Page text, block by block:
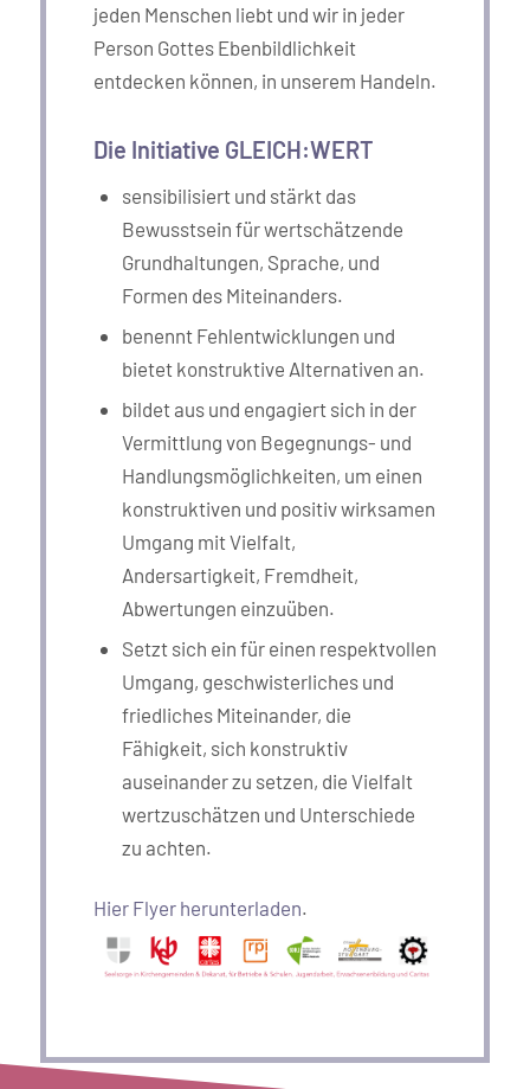
jeden Menschen liebt und wir in jeder
Person Gottes Ebenbildlichkeit
entdecken können, in unserem Handeln.
Die Initiative GLEICH:WERT
sensibilisiert und stärkt das
Bewusstsein für wertschätzende
Grundhaltungen, Sprache, und
Formen des Miteinanders.
benennt Fehlentwicklungen und
bietet konstruktive Alternativen an.
bildet aus und engagiert sich in der
Vermittlung von Begegnungs- und
Handlungsmöglichkeiten, um einen
konstruktiven und positiv wirksamen
Umgang mit Vielfalt,
Andersartigkeit, Fremdheit,
Abwertungen einzuüben.
Setzt sich ein für einen respektvollen
Umgang, geschwisterliches und
friedliches Miteinander, die
Fähigkeit, sich konstruktiv
auseinander zu setzen, die Vielfalt
wertzuschätzen und Unterschiede
zu achten.
Hier Flyer herunterladen.